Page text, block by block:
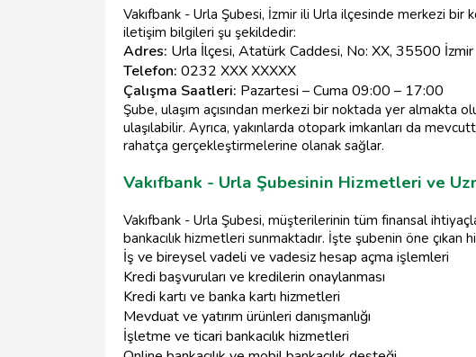
Vakıfbank - Urla Şubesi, İzmir ili Urla ilçesinde merkezi bir
iletişim bilgileri şu şekildedir:
Adres: Urla İlçesi, Atatürk Caddesi, No: XX, 35500 İzmir
Telefon: 0232 XXX XXXXX
Çalışma Saatleri: Pazartesi – Cuma 09:00 – 17:00
Şube, ulaşım açısından merkezi bir noktada yer almakta
ulaşılabilir. Ayrıca, yakınlarda otopark imkanları da
rahatça gerçekleştirmelerine olanak sağlar.
Vakıfbank - Urla Şubesinin Hizmetleri ve
Vakıfbank - Urla Şubesi, müşterilerinin tüm finansal
bankacılık hizmetleri sunmaktadır. İşte şubenin öne çıkan
İş ve bireysel vadeli ve vadesiz hesap açma işlemleri
Kredi başvuruları ve kredilerin onaylanması
Kredi kartı ve banka kartı hizmetleri
Mevduat ve yatırım ürünleri danışmanlığı
İşletme ve ticari bankacılık hizmetleri